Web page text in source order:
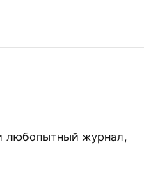
любопытный журнал,